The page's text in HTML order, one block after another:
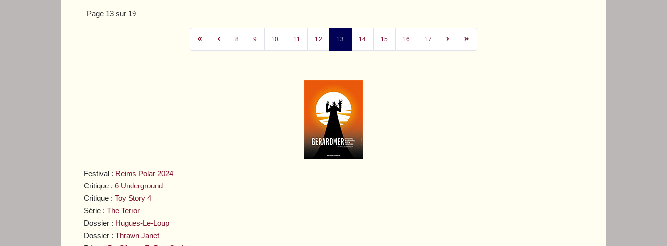
Festival : Reims Polar 2024
Critique :6 Underground
Critique :Toy Story 4
Série :The Terror
Dossier : Hugues-Le-Loup
Dossier :Thrawn Janet
Page 13 sur 19
8 9 10 11 12 13 14 15 16 17